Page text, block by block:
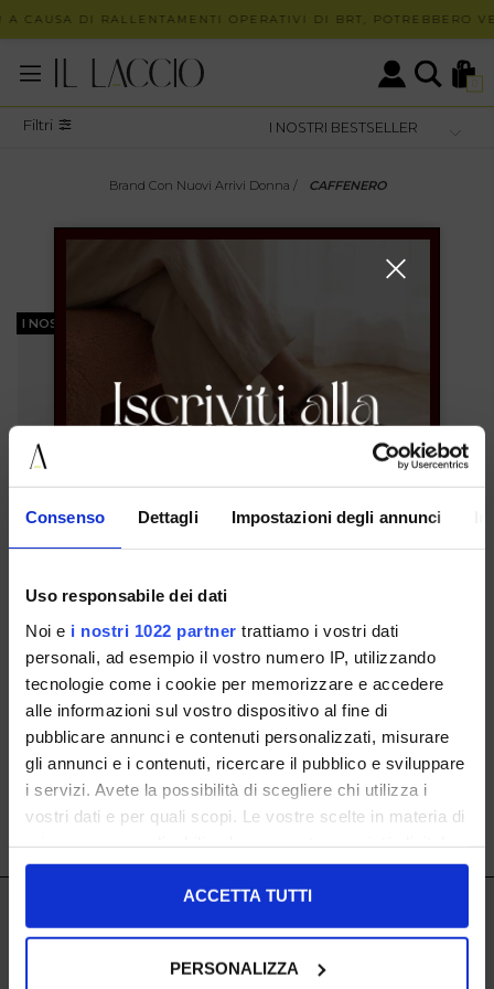
Consenso Dettagli Impostazioni degli annunci
Uso responsabile dei dati
Noi e i nostri 1022 partner trattiamo i vostri dati
personali, ad esempio il vostro numero IP, utilizzando
tecnologie come i cookie per memorizzare e accedere
alle informazioni sul vostro dispositivo al fine di
pubblicare annunci e contenuti personalizzati, misurare
gli annunci e i contenuti, ricercare il pubblico e sviluppare
i servizi. Avete la possibilità di scegliere chi utilizza i
vostri dati e per quali scopi. Le vostre scelte in materia di
in cui avete effettuato le vostre scelte. È possibile
modificare o revocare il proprio consenso in qualsiasi
momento dalla Dichiarazione sui cookie o facendo clic
ACCETTA TUTTI
PERSONALIZZA
A CAUSA DI RALLENTAMENTI OPERATIVI DI BRT, POTREBBERO
0
Filtri
Brand Con Nuovi Arrivi Donna / CAFFENERO
I NOSTRI BESTSELLERDONNA
I NOSTRI BESTSELLER
caffenero
Metallica Dorata
36
€ 69.00
ISCRIVITI ALLA NOSTRA NEWSLETTER